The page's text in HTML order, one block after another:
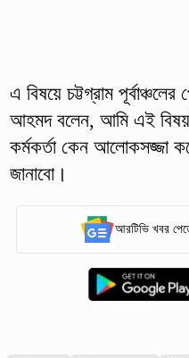
এ বিষয়ে চট্টগ্রাম
আহমদ বলেন, আমি এই
কর্মকর্তা কেন আলোকসজ্জা
জানাবো।
আরটিভি খবর